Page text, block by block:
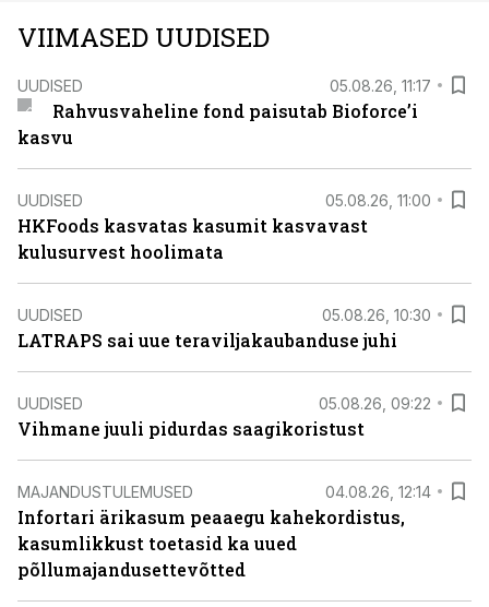
VIIMASED UUDISED
UUDISED 05.08.26, 11:17
Rahvusvaheline fond paisutab Bioforce’i
kasvu
UUDISED 05.08.26, 11:00
HKFoods kasvatas kasumit kasvavast
kulusurvest hoolimata
UUDISED 05.08.26, 10:30
LATRAPS sai uue teraviljakaubanduse juhi
UUDISED 05.08.26, 09:22
Vihmane juuli pidurdas saagikoristust
MAJANDUSTULEMUSED 04.08.26, 12:14
Infortari ärikasum peaaegu kahekordistus,
kasumlikkust toetasid ka uued
põllumajandusettevõtted